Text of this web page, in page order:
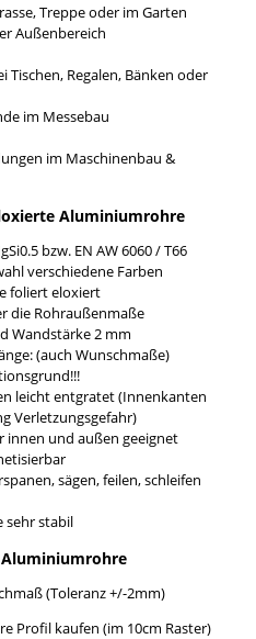
Treppe oder im Garten
Außenbereich
Regalen, Bänken oder
im Messebau
im Maschinenbau &
Aluminiumrohre
bzw. EN AW 6060 / T66
verschiedene Farben
foliert eloxiert
die Rohraußenmaße
Wandstärke 2 mm
(auch Wunschmaße)
leicht entgratet (Innenkanten
Verletzungsgefahr)
und außen geeignet
sägen, feilen, schleifen
sehr stabil
Aluminiumrohre
(Toleranz +/-2mm)
Profil kaufen (im 10cm Raster)